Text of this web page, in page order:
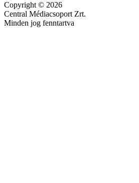
Copyright © 2026
Central Médiacsoport Zrt.
Minden jog fenntartva